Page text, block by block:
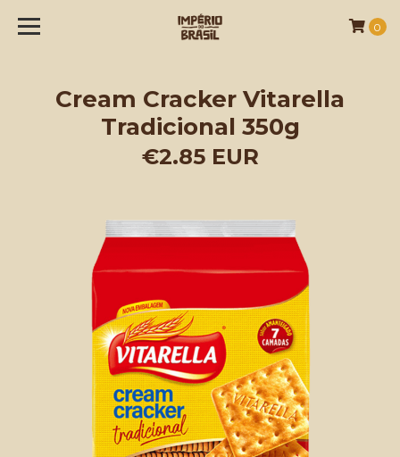
0
Cream Cracker Vitarella
Tradicional 350g
€2.85 EUR